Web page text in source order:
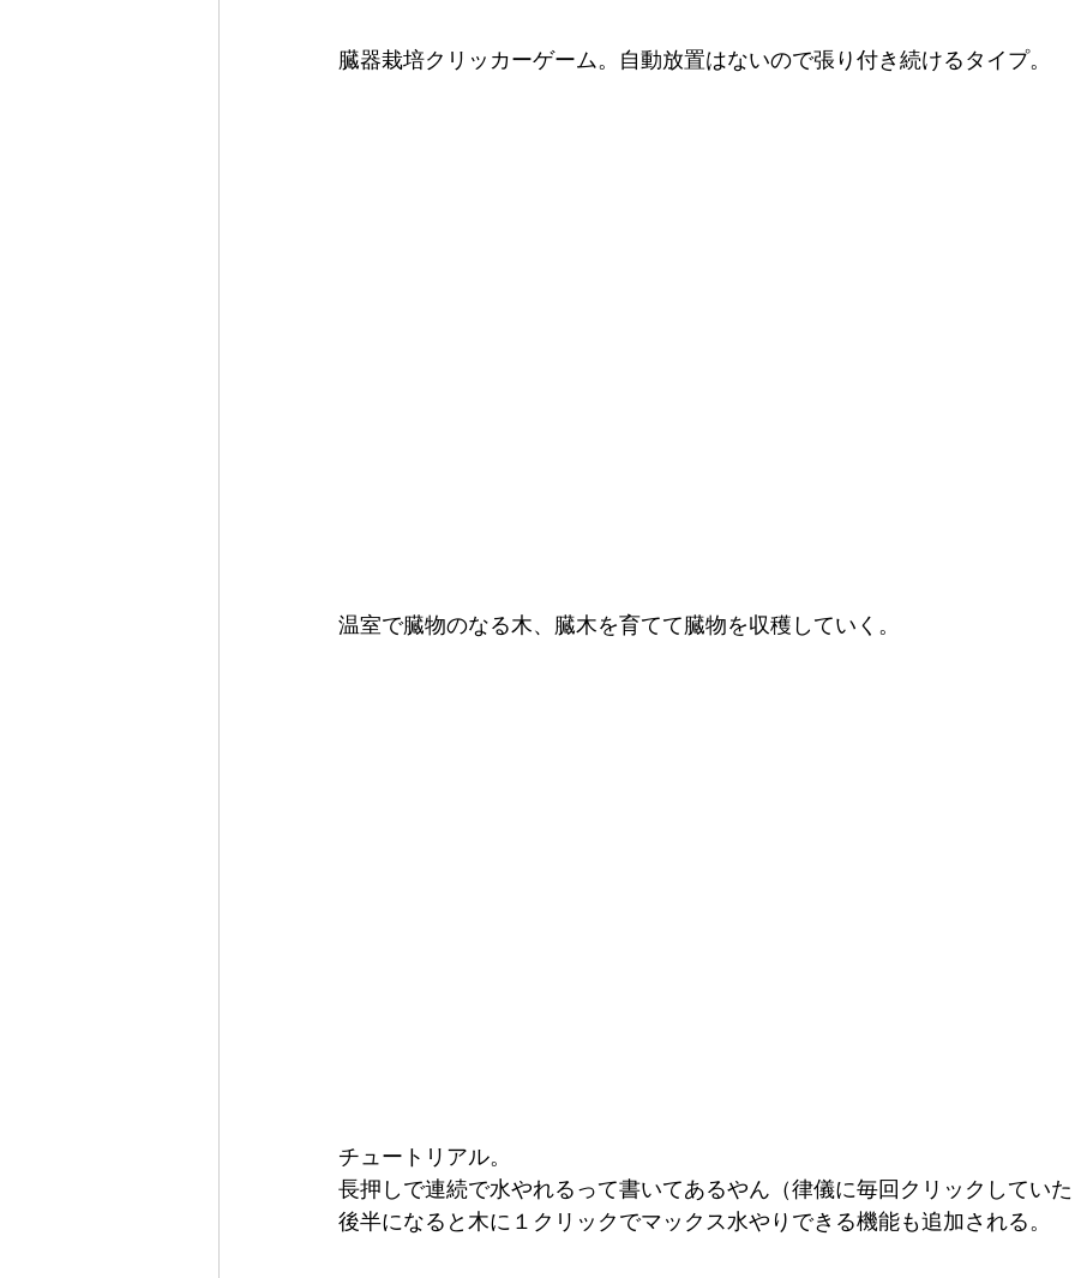
臓器栽培クリッカーゲーム。自動放置はないので張り付き続けるタイプ。
温室で臓物のなる木、臓木を育てて臓物を収穫していく。
チュートリアル。
長押しで連続で水やれるって書いてあるやん（律儀に毎回クリックしてい
後半になると木に１クリックでマックス水やりできる機能も追加される。